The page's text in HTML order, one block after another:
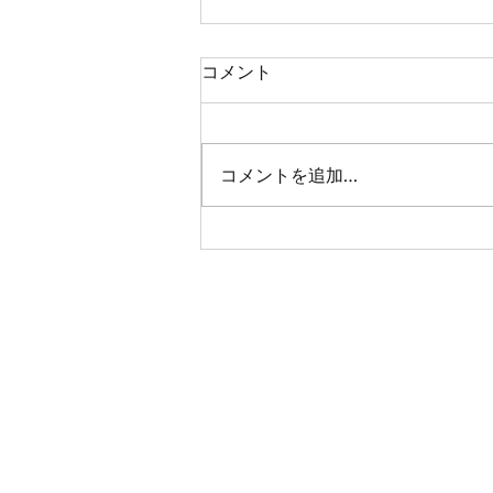
夏の朝の贈り物
コメント
コメントを追加…